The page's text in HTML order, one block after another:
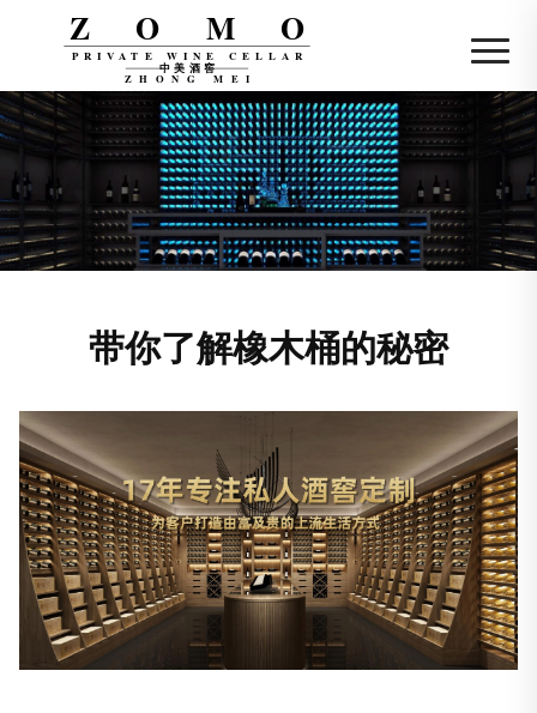
ZOMO
PRIVATE WINE CELLAR
中美酒窖
ZHONG MEI
带你了解橡木桶的秘密